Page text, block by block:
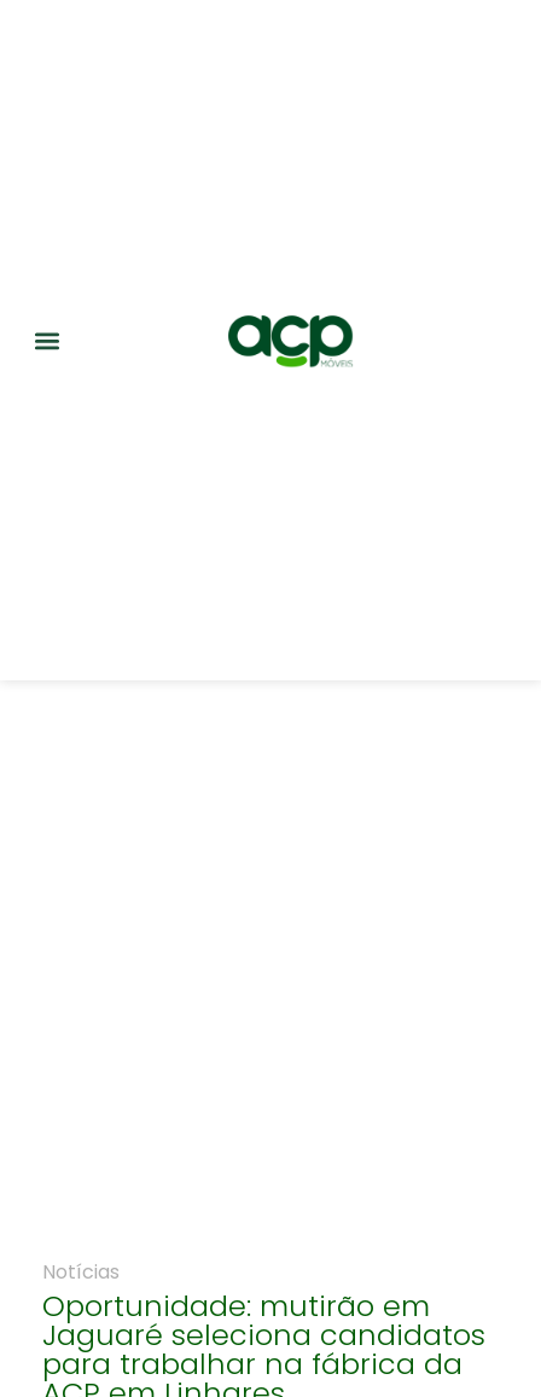
Oportunidade: mutirão em
Jaguaré seleciona candidatos
para trabalhar na fábrica da
Notícias